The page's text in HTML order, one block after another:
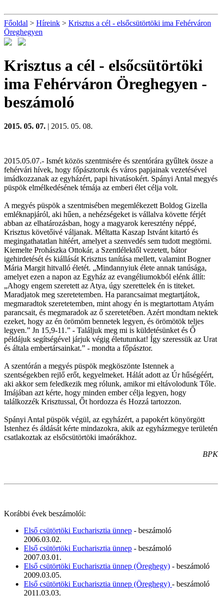
Főoldal > Híreink > Krisztus a cél - elsőcsütörtöki ima Fehérváron
Öreghegyen
Krisztus a cél - elsőcsütörtöki
ima Fehérváron Öreghegyen -
beszámoló
2015. 05. 07. | 2015. 05. 08.
2015.05.07.- Ismét közös szentmisére és szentórára gyűltek össze a
fehérvári hívek, hogy főpásztoruk és város papjainak vezetésével
imádkozzanak az egyházért, papi hivatásokért. Spányi Antal megyés
püspök elmélkedésének témája az emberi élet célja volt.
A megyés püspök a szentmisében megemlékezett Boldog Gizella
emléknapjáról, aki hűen, a nehézségeket is vállalva követte férjét
abban az elhatározásban, hogy a magyarok keresztény néppé,
Krisztus követőivé váljanak. Méltatta Kaszap Istvánt kitartó és
megingathatatlan hitéért, amelyet a szenvedés sem tudott megtörni.
Kiemelte Prohászka Ottokár, a Szentlélektől vezetett, bátor
igehirdetését és kiállását Krisztus tanítása mellett, valamint Bogner
Mária Margit hitvalló életét. „Mindannyiuk élete annak tanúsága,
amelyet ezen a napon az Egyház az evangéliumokból elénk állít:
„Ahogy engem szeretett az Atya, úgy szerettelek én is titeket.
Maradjatok meg szeretetemben. Ha parancsaimat megtartjátok,
megmaradtok szeretetemben, mint ahogy én is megtartottam Atyám
parancsait, és megmaradok az ő szeretetében. Azért mondtam nektek
ezeket, hogy az én örömöm bennetek legyen, és örömötök teljes
legyen.” Jn 15,9-11.” - Találjuk meg mi is küldetésünket és Ő
példájuk segítségével járjuk végig életutunkat! Így szeressük az Urat
és általa embertársainkat.” - mondta a főpásztor.
A szentórán a megyés püspök megköszönte Istennek a
szentségekben rejlő erőt, kegyelmeket. Hálát adott az Úr hűségéért,
aki akkor sem feledkezik meg rólunk, amikor mi eltávolodunk Tőle.
Imájában azt kérte, hogy minden ember célja legyen, hogy
találkozzék Krisztussal, Őt hordozza és Hozzá tartozzon.
Spányi Antal püspök végül, az egyházért, a papokért könyörgött
Istenhez és áldását kérte mindazokra, akik az egyházmegye területén
csatlakoztak az elsőcsütörtöki imaórákhoz.
BPK
Korábbi évek beszámolói:
Első csütörtöki Eucharisztia ünnep - beszámoló
2006.03.02.
Első csütörtöki Eucharisztia ünnep - beszámoló
2007.03.01.
Első csütörtöki Eucharisztia ünnep (Öreghegy) - beszámoló
2009.03.05.
Első csütörtöki Eucharisztia ünnep (Öreghegy) - beszámoló
2011.03.03.